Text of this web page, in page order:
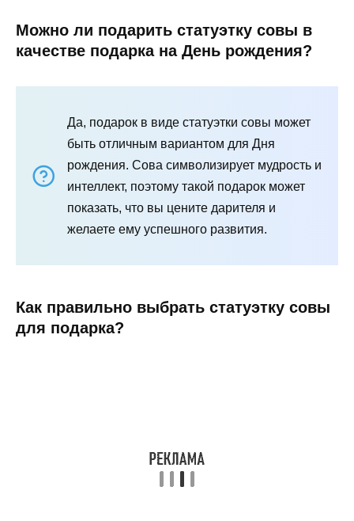
Можно ли подарить статуэтку совы в
качестве подарка на День рождения?
Да, подарок в виде статуэтки совы может
быть отличным вариантом для Дня
рождения. Сова символизирует мудрость и
интеллект, поэтому такой подарок может
показать, что вы цените дарителя и
желаете ему успешного развития.
Как правильно выбрать статуэтку совы
для подарка?